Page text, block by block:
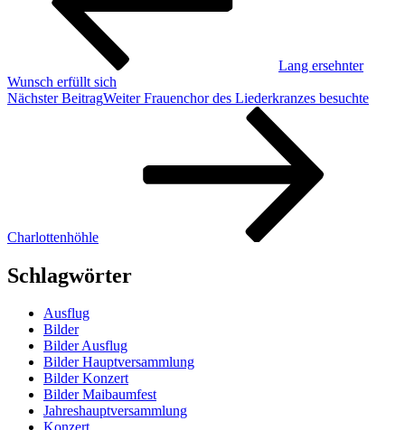
Lang ersehnter
Wunsch erfüllt sich
Nächster BeitragWeiter Frauenchor des Liederkranzes besuchte
Charlottenhöhle
Schlagwörter
Ausflug
Bilder
Bilder Ausflug
Bilder Hauptversammlung
Bilder Konzert
Bilder Maibaumfest
Jahreshauptversammlung